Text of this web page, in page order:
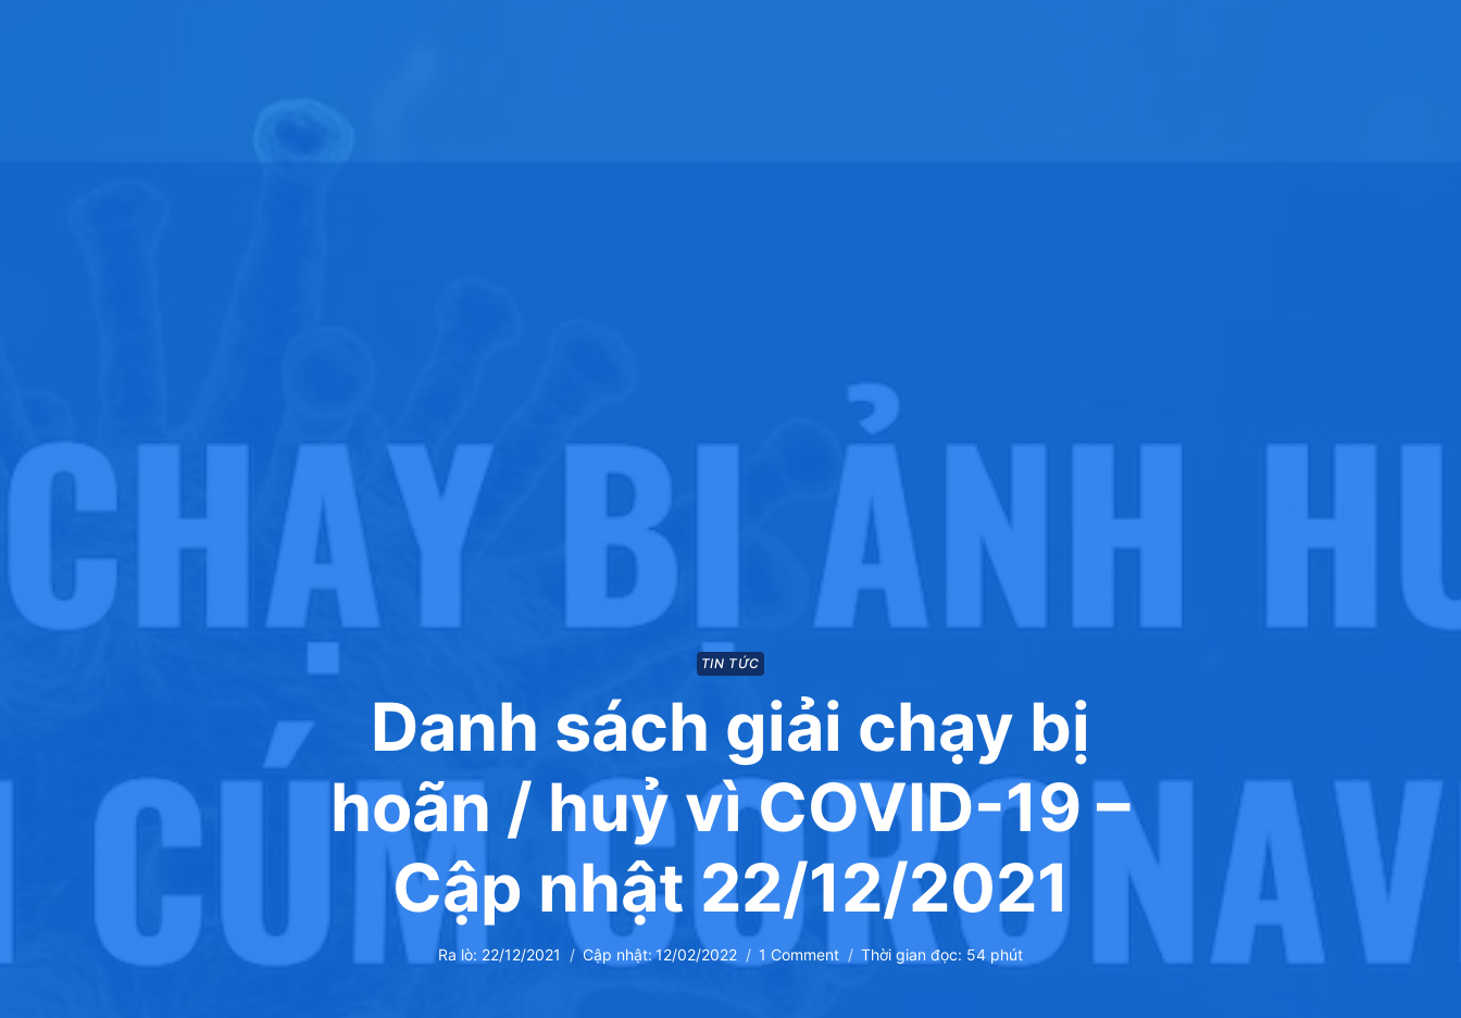
TIN TỨC
Danh sách giải chạy bị
hoãn / huỷ vì COVID-19 –
Cập nhật 22/12/2021
Ra lò: 22/12/2021 Cập nhật: 12/02/2022 1 Comment Thời gian đọc: 54 phút